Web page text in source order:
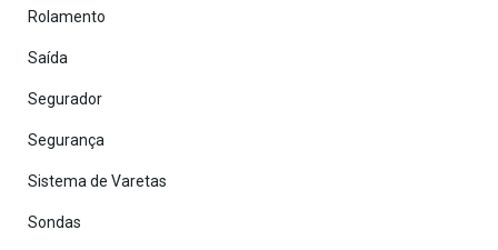
Rolamento
Saída
Segurador
Segurança
Sistema de Varetas
Sondas